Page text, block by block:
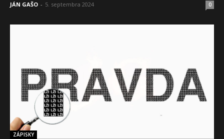
JÁN GAŠO - 5. septembra 2024 0
ZÁPISKY